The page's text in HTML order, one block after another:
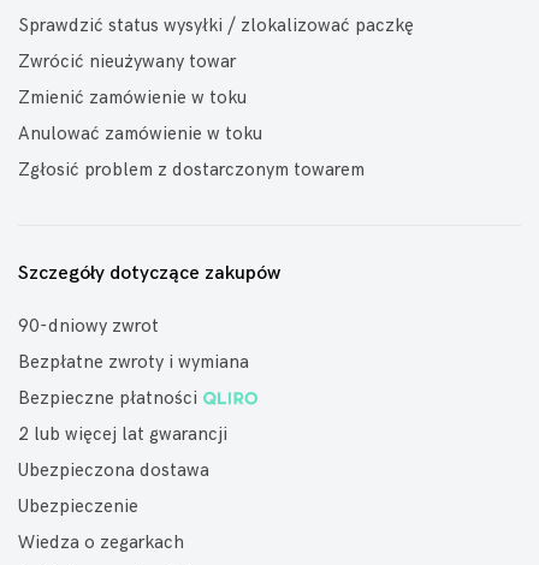
Sprawdzić status wysyłki / zlokalizować paczkę
Zwrócić nieużywany towar
Zmienić zamówienie w toku
Anulować zamówienie w toku
Zgłosić problem z dostarczonym towarem
Szczegóły dotyczące zakupów
90-dniowy zwrot
Bezpłatne zwroty i wymiana
Bezpieczne płatności
2 lub więcej lat gwarancji
Ubezpieczona dostawa
Ubezpieczenie
Wiedza o zegarkach